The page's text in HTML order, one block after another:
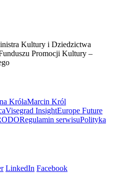
Kultury i Dziedzictwa
Promocji Kultury –
KrólaMarcin Król
Visegrad InsightEurope Future
Regulamin serwisuPolityka
LinkedIn Facebook